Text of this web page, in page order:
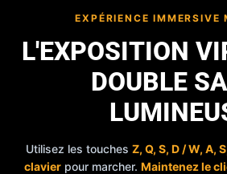
EXPÉRIENCE IMMERSIVE
L'EXPOSITION
DOUBLE
Utilisez les touches Z, Q, S, D / W, A,
clavierpour marcher. Maintenez le